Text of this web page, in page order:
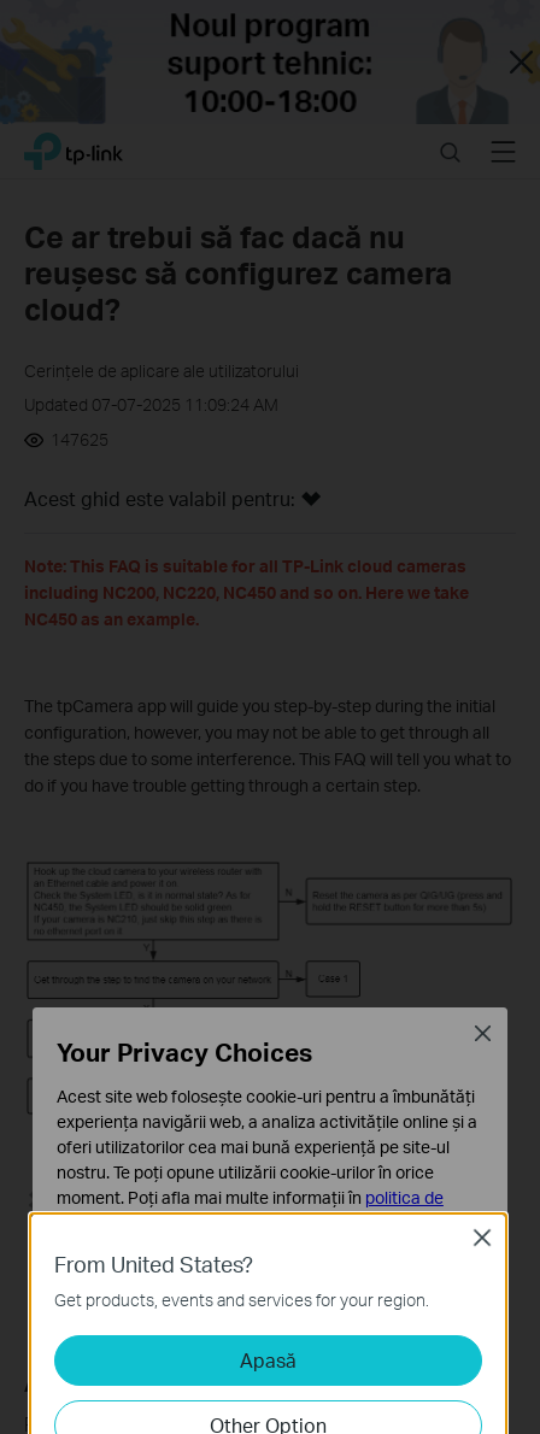
Close
Click
navigation
TP-Link, Reliably Smart SearchMenu
Ce ar trebui să fac dacă nu
reușesc să configurez camera
cloud?
Cerințele de aplicare ale utilizatorului
Updated 07-07-2025 11:09:24 AM
147625
Acest ghid este valabil pentru:
Note: This FAQ is suitable for all TP-Link cloud cameras
including NC200, NC220, NC450 and so on. Here we take
NC450 as an example.
The tpCamera app will guide you step-by-step during the initial
configuration, however, you may not be able to get through all
the steps due to some interference. This FAQ will tell you what to
do if you have trouble getting through a certain step.
Case 1
A fost util acest FAQ?
Părerea ta ne ajută să îmbunătățim acest site.
From United States?
Get products, events and services for your region.
Apasă
Other Option
Close
Your Privacy Choices
Acest site web folosește cookie-uri pentru a îmbunătăți
experiența navigării web, a analiza activitățile online și a
oferi utilizatorilor cea mai bună experiență pe site-ul
nostru. Te poți opune utilizării cookie-urilor în orice
moment. Poți afla mai multe informații în politica de
Cookie-uri de bază
Aceste cookie-uri sunt necesare pentru funcționarea
site-ului web și nu pot fi dezactivate în sistemele tale
Cookie-uri de analiză și marketing
Cookie-urile de analiză ne permit să analizăm activitățile
tale de pe site-ul nostru web a îmbunătăți și ajusta
Close